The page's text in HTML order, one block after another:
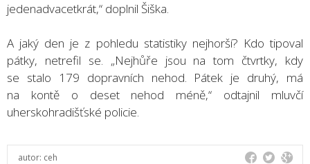
jedenadvacetkrát,“ doplnil Šiška.
A jaký den je z pohledu statistiky nejhorší? Kdo tipoval
pátky, netrefil se. „Nejhůře jsou na tom čtvrtky, kdy
se stalo 179 dopravních nehod. Pátek je druhý, má
na kontě o deset nehod méně,“ odtajnil mluvčí
uherskohradišťské policie.
autor: ceh